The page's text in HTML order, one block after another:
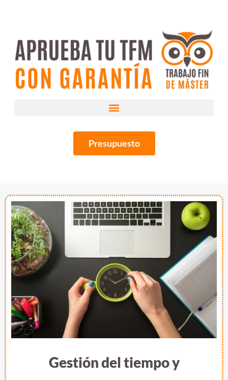
Presupuesto
Gestión del tiempo y